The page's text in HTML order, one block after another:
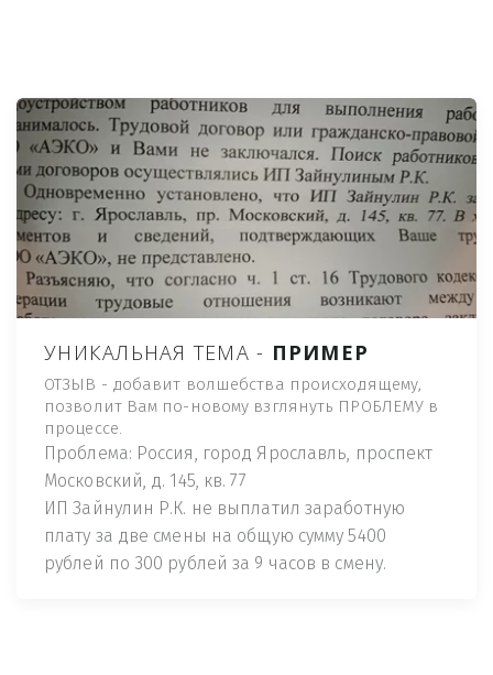
УНИКАЛЬНАЯ ТЕМА - ПРИМЕР
ОТЗЫВ - добавит волшебства происходящему,
позволит Вам по-новому взглянуть ПРОБЛЕМУ в
процессе.
Проблема: Россия, город Ярославль, проспект
Московский, д. 145, кв. 77
ИП Зайнулин Р.К. не выплатил заработную
плату за две смены на общую сумму 5400
рублей по 300 рублей за 9 часов в смену.